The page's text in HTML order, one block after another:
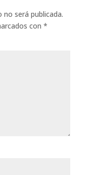
será publicada.
con *